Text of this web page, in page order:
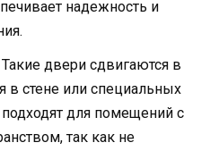
надежность и
Такие двери сдвигаются в
в стене или специальных
для помещений с
так как не